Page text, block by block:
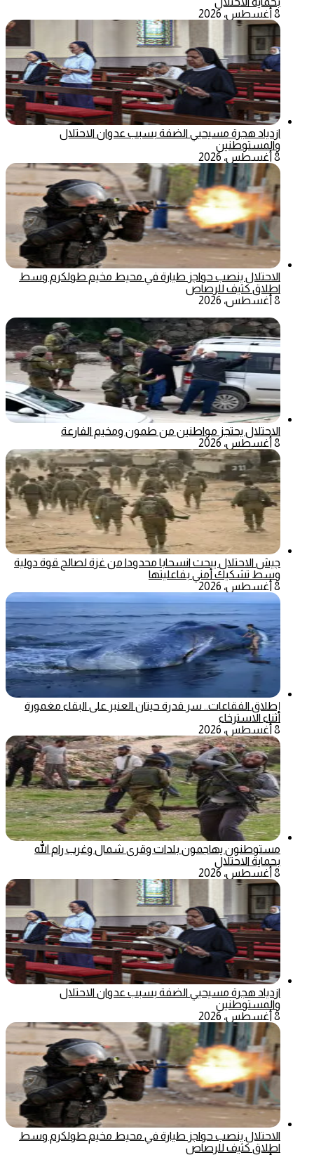
8 أغسطس، 2026
ازدياد هجرة مسيحيي الضفة بسبب عدوان الاحتلال
والمستوطنين
8 أغسطس، 2026
الاحتلال ينصب حواجز طيارة في محيط مخيم طولكرم وسط
اطلاق كثيف للرصاص
8 أغسطس، 2026
الاحتلال يحتجز مواطنين من طمون ومخيم الفارعة
8 أغسطس، 2026
جيش الاحتلال يبحث انسحابا محدودا من غزة لصالح قوة دولية
وسط تشكيك أمني بفاعليتها
8 أغسطس، 2026
إطلاق الفقاعات.. سر قدرة حيتان العنبر على البقاء مغمورة
أثناء الاسترخاء
8 أغسطس، 2026
مستوطنون يهاجمون بلدات وقرى شمال وغرب رام الله
بحماية الاحتلال
8 أغسطس، 2026
ازدياد هجرة مسيحيي الضفة بسبب عدوان الاحتلال
والمستوطنين
8 أغسطس، 2026
الاحتلال ينصب حواجز طيارة في محيط مخيم طولكرم وسط
اطلاق كثيف للرصاص